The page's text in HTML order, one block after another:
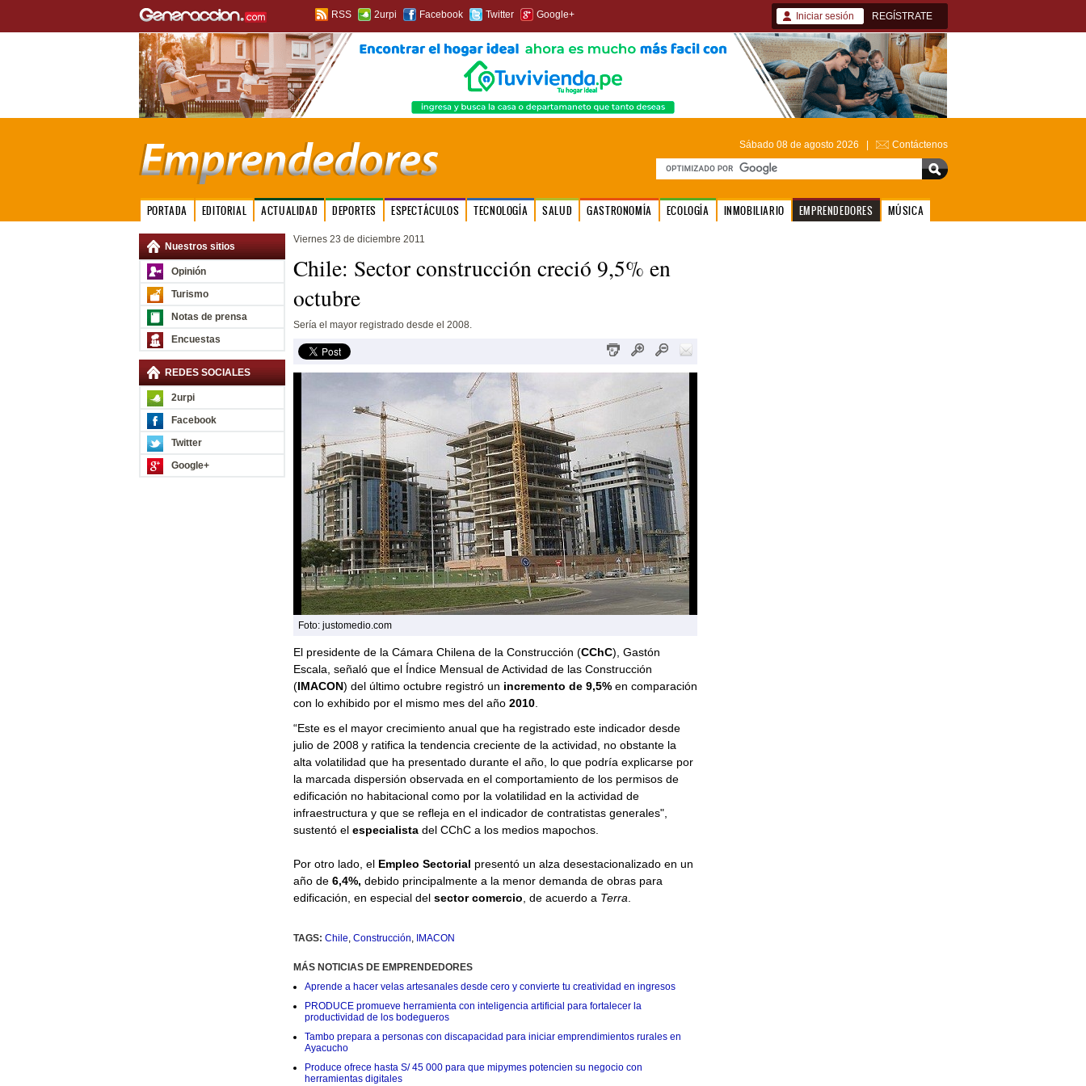
RSS 2urpi Facebook Twitter Google+ Iniciar sesión REGÍSTRATE
Sábado 08 de agosto 2026 | Contáctenos
PORTADA EDITORIAL ACTUALIDAD DEPORTES ESPECTÁCULOS TECNOLOGÍA SALUD GASTRONOMÍA ECOLOGÍA INMOBILIARIO EMPRENDEDORES MÚSICA
Nuestros sitios
Opinión
Turismo
Notas de prensa
Encuestas
REDES SOCIALES
2urpi
Facebook
Twitter
Google+
Viernes 23 de diciembre 2011
Chile: Sector construcción creció 9,5% en
octubre
Sería el mayor registrado desde el 2008.
Foto: justomedio.com
El presidente de la Cámara Chilena de la Construcción (CChC), Gastón
Escala, señaló que el Índice Mensual de Actividad de las Construcción
(IMACON) del último octubre registró un incremento de 9,5%en comparación
con lo exhibido por el mismo mes del año 2010.
“Este es el mayor crecimiento anual que ha registrado este indicador desde
julio de 2008 y ratifica la tendencia creciente de la actividad, no obstante la
alta volatilidad que ha presentado durante el año, lo que podría explicarse por
la marcada dispersión observada en el comportamiento de los permisos de
edificación no habitacional como por la volatilidad en la actividad de
infraestructura y que se refleja en el indicador de contratistas generales",
sustentó el especialista del CChC a los medios mapochos.
Por otro lado, el Empleo Sectorial presentó un alza desestacionalizado en un
año de 6,4%, debido principalmente a la menor demanda de obras para
edificación, en especial del sector comercio , de acuerdo a Terra
TAGS: Chile, Construcción, IMACON
MÁS NOTICIAS DE EMPRENDEDORES
Aprende a hacer velas artesanales desde cero y convierte tu creatividad en ingresos
PRODUCE promueve herramienta con inteligencia artificial para fortalecer la
productividad de los bodegueros
Tambo prepara a personas con discapacidad para iniciar emprendimientos rurales en
Ayacucho
Produce ofrece hasta S/ 45 000 para que mipymes potencien su negocio con
herramientas digitales